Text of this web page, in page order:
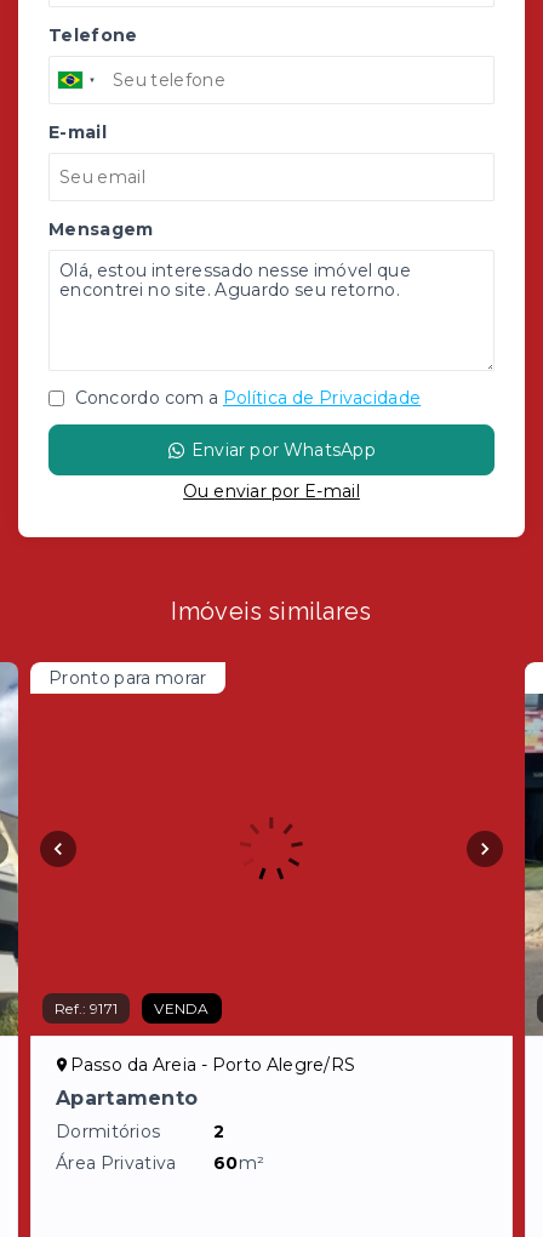
Telefone
E-mail
Mensagem
Concordo com a Política de Privacidade
Enviar por WhatsApp
Ou enviar por E-mail
Imóveis similares
Pronto para morar
Ref.:9171 VENDA
Passo da Areia - Porto Alegre/RS
Apartamento
Dormitórios
2
Área Privativa
60m²